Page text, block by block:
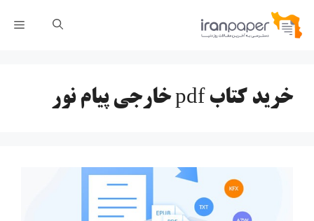
پرش
خرید کتاب pdf خارجی پیام نور